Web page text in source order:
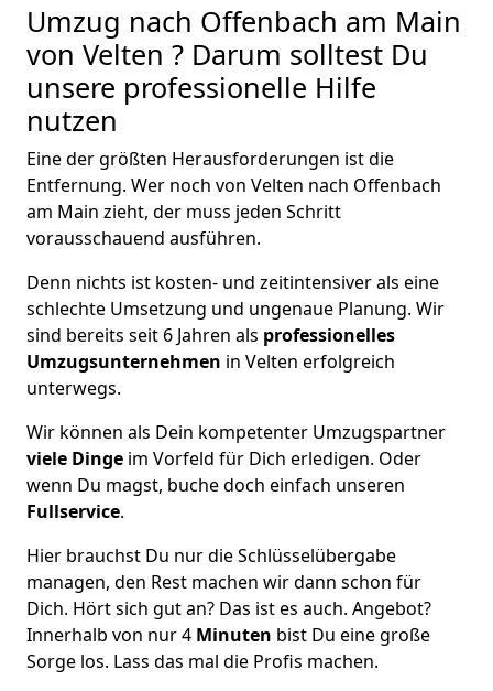
Umzug nach Offenbach am Main
von Velten ? Darum solltest Du
unsere professionelle Hilfe
nutzen
Eine der größten Herausforderungen ist die
Entfernung. Wer noch von Velten nach Offenbach
am Main zieht, der muss jeden Schritt
vorausschauend ausführen.
Denn nichts ist kosten- und zeitintensiver als eine
schlechte Umsetzung und ungenaue Planung. Wir
sind bereits seit 6 Jahren als professionelles
Umzugsunternehmen in Velten erfolgreich
unterwegs.
Wir können als Dein kompetenter Umzugspartner
viele Dinge im Vorfeld für Dich erledigen. Oder
wenn Du magst, buche doch einfach unseren
Fullservice.
Hier brauchst Du nur die Schlüsselübergabe
managen, den Rest machen wir dann schon für
Dich. Hört sich gut an? Das ist es auch. Angebot?
Innerhalb von nur 4 Minuten bist Du eine große
Sorge los. Lass das mal die Profis machen.